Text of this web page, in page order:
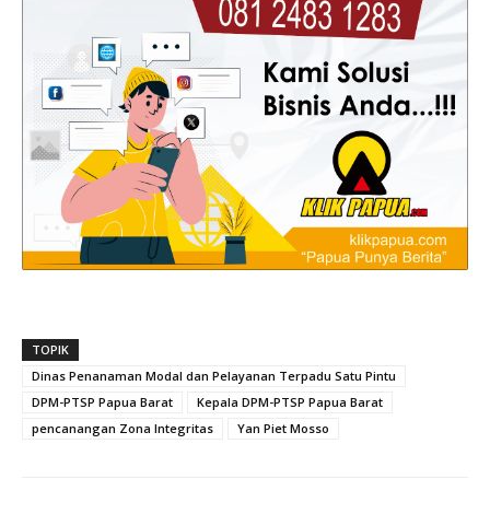
TOPIK
Dinas Penanaman Modal dan Pelayanan Terpadu Satu Pintu
DPM-PTSP Papua Barat
Kepala DPM-PTSP Papua Barat
pencanangan Zona Integritas
Yan Piet Mosso